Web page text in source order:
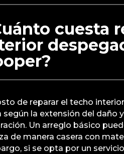
cuesta
de reparar el techo
según la extensión del daño
Un arreglo básico
de manera casera con
si se opta por un